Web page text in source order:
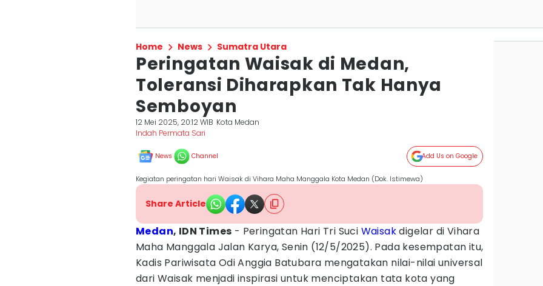
Home News Sumatra Utara
Peringatan Waisak di Medan,
Toleransi Diharapkan Tak Hanya
Semboyan
12 Mei 2025, 20:12 WIB Kota Medan
Indah Permata Sari
News Channel Add Us on Google
Kegiatan peringatan hari Waisak di Vihara Maha Manggala Kota Medan (Dok. Istimewa)
Share Article
Medan, IDN Times - Peringatan Hari Tri Suci Waisakdigelar di Vihara
Maha Manggala Jalan Karya, Senin (12/5/2025). Pada kesempatan itu,
Kadis Pariwisata Odi Anggia Batubara mengatakan nilai-nilai universal
dari Waisak menjadi inspirasi untuk menciptakan tata kota yang